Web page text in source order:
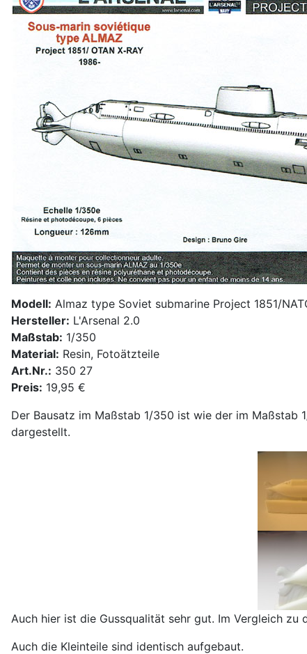
Modell: Almaz type Soviet submarine Project 1851/
Hersteller: L'Arsenal 2.0
Maßstab: 1/350
Material: Resin, Fotoätzteile
Art.Nr.: 350 27
Preis: 19,95 €
Der Bausatz im Maßstab 1/350 ist wie der im
dargestellt.
Auch hier ist die Gussqualität sehr gut. Im Vergleich
Auch die Kleinteile sind identisch aufgebaut.